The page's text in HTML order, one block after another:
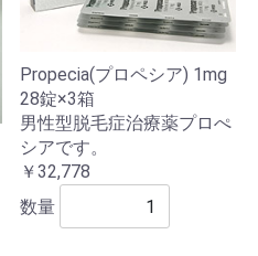
Propecia(プロペシア) 1mg
28錠×3箱
男性型脱毛症治療薬プロぺ
シアです。
￥32,778
数量